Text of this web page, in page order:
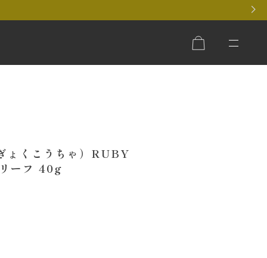
ょくこうちゃ）RUBY
ーフ 40g